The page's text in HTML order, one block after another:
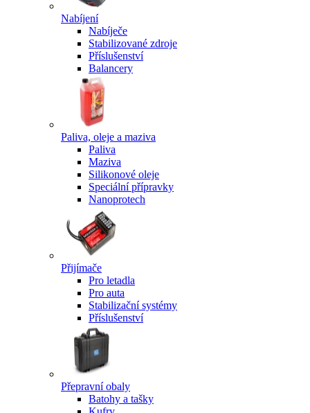
Nabíjení
Nabíječe
Stabilizované zdroje
Příslušenství
Balancery
Paliva, oleje a maziva
Paliva
Maziva
Silikonové oleje
Speciální přípravky
Nanoprotech
Přijímače
Pro letadla
Pro auta
Stabilizační systémy
Příslušenství
Přepravní obaly
Batohy a tašky